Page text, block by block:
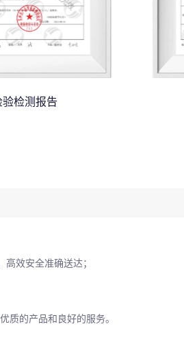
验检测报告
效安全准确送达；
质的产品和良好的服务。